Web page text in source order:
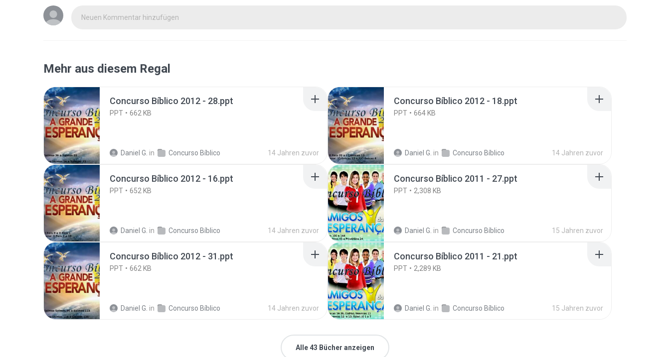
Neuen Kommentar hinzufügen
Mehr aus diesem Regal
Concurso Bíblico 2012 - 28.ppt
PPT 662 KB
Daniel G. in Concurso Bíblico 14 Jahren zuvor
Concurso Bíblico 2012 - 18.ppt
PPT 664 KB
Daniel G. in Concurso Bíblico 14 Jahren zuvor
Concurso Bíblico 2012 - 16.ppt
PPT 652 KB
Daniel G. in Concurso Bíblico 14 Jahren zuvor
Concurso Bíblico 2011 - 27.ppt
PPT 2,308 KB
Daniel G. in Concurso Bíblico 15 Jahren zuvor
Concurso Bíblico 2012 - 31.ppt
PPT 662 KB
Daniel G. in Concurso Bíblico 14 Jahren zuvor
Concurso Bíblico 2011 - 21.ppt
PPT 2,289 KB
Daniel G. in Concurso Bíblico 15 Jahren zuvor
Alle 43 Bücher anzeigen